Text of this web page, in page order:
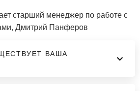
старший менеджер по работе с
Дмитрий Панферов
ВАША